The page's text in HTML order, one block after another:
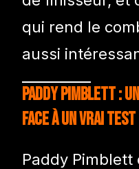
qui rend le
aussi
Paddy Pimblett :
face à un vrai test
Paddy Pimblett